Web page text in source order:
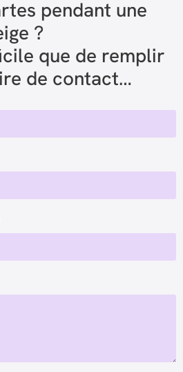
pendant une
?
que de remplir
de contact…